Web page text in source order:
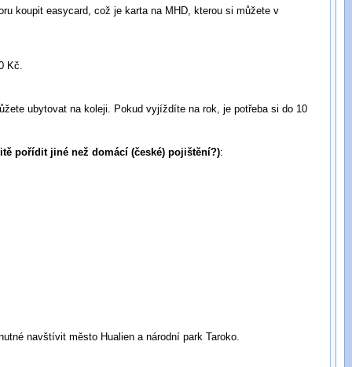
koupit easycard, což je karta na MHD, kterou si můžete v
Kč.
ubytovat na koleji. Pokud vyjíždíte na rok, je potřeba si do 10
pořídit jiné než domácí (české) pojištění?):
navštívit město Hualien a národní park Taroko.